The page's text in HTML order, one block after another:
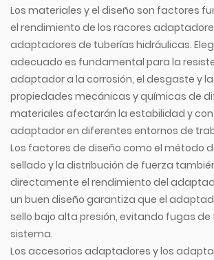
Los materiales y el diseño son factores
el rendimiento de los racores
adaptadores de tuberías hidráulicas.
adecuado es fundamental para la
adaptador a la corrosión, el desgaste y la
propiedades mecánicas y químicas de
materiales afectarán la estabilidad y
adaptador en diferentes entornos de
Los factores de diseño como el método
sellado y la distribución de fuerza
directamente el rendimiento del
un buen diseño garantiza que el
sello bajo alta presión, evitando fugas de
sistema.
Los accesorios adaptadores y los